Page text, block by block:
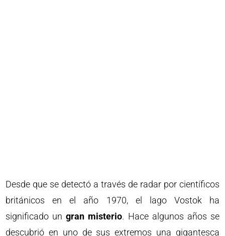
Desde que se detectó a través de radar por científicos
británicos en el año 1970, el lago Vostok ha
significado ungran misterio. Hace algunos años se
descubrió en uno de sus extremos una gigantesca